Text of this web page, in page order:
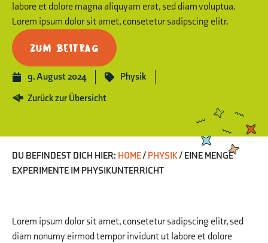
labore et dolore magna aliquyam erat, sed diam voluptua.
Lorem ipsum dolor sit amet, consetetur sadipscing elitr.
Zum Beitrag
9. August 2024
Physik
Zurück zur Übersicht
DU BEFINDEST DICH HIER: HOME/ PHYSIK/ EINE MENGE
EXPERIMENTE IM PHYSIKUNTERRICHT
Lorem ipsum dolor sit amet, consetetur sadipscing elitr, sed
diam nonumy eirmod tempor invidunt ut labore et dolore